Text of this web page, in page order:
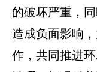
的破坏严重，
造成负面影响
作，共同推进